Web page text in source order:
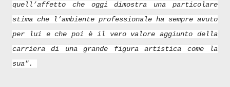
quell’affetto che oggi dimostra una particolare
stima che l’ambiente professionale ha sempre avuto
per lui e che poi è il vero valore aggiunto della
carriera di una grande figura artistica come la
sua".